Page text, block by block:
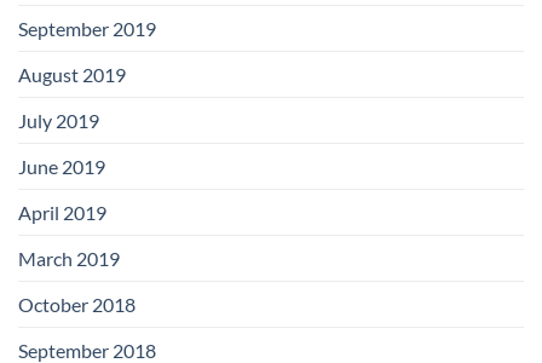
September 2019
August 2019
July 2019
June 2019
April 2019
March 2019
October 2018
September 2018